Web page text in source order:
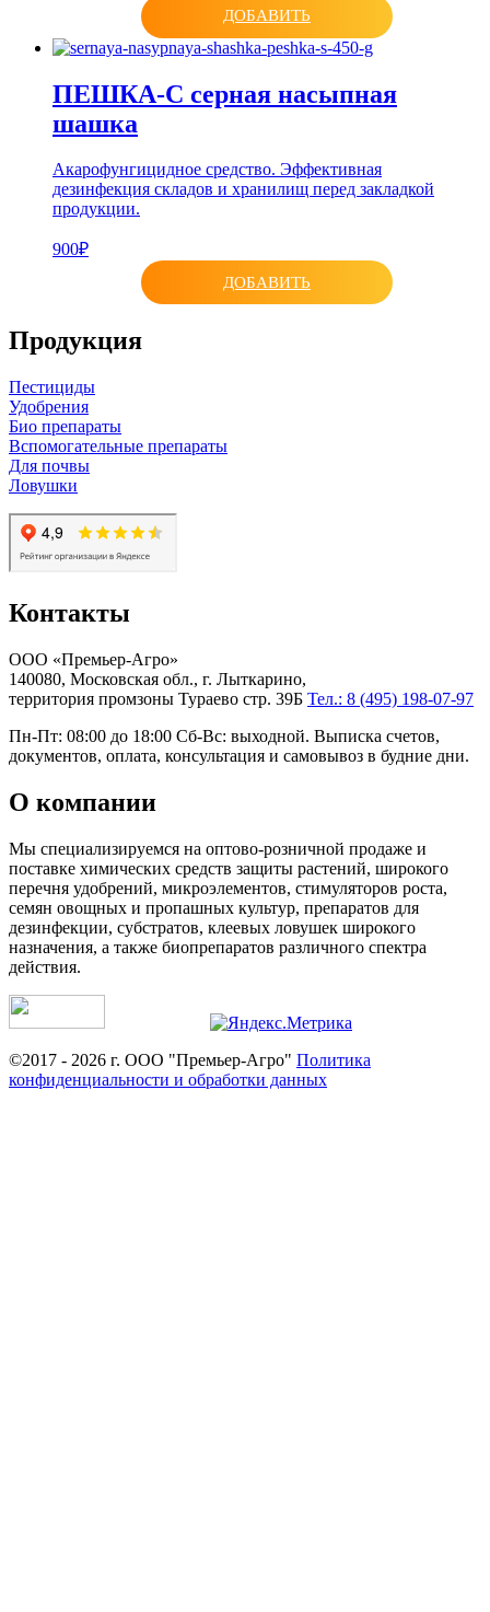
ДОБАВИТЬ
ПЕШКА-С серная насыпная
шашка
Акарофунгицидное средство. Эффективная
дезинфекция складов и хранилищ перед закладкой
продукции.
900₽
ДОБАВИТЬ
Продукция
Пестициды
Удобрения
Био препараты
Вспомогательные препараты
Для почвы
Ловушки
Контакты
ООО «Премьер-Агро»
140080, Московская обл., г. Лыткарино,
территория промзоны Тураево стр. 39Б Тел.: 8 (495) 198-07-97
Пн-Пт: 08:00 до 18:00 Сб-Вс: выходной. Выписка счетов,
документов, оплата, консультация и самовывоз в будние дни.
О компании
Мы специализируемся на оптово-розничной продаже и
поставке химических средств защиты растений, широкого
перечня удобрений, микроэлементов, стимуляторов роста,
семян овощных и пропашных культур, препаратов для
дезинфекции, субстратов, клеевых ловушек широкого
назначения, а также биопрепаратов различного спектра
действия.
©2017 - 2026 г. ООО "Премьер-Агро" Политика
конфиденциальности и обработки данных